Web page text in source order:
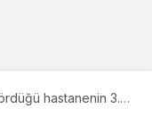
hastanenin 3.